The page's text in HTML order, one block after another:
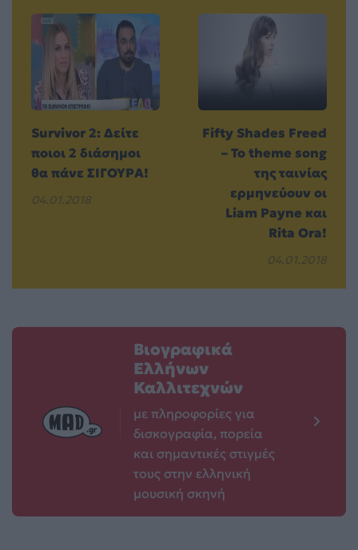
Survivor 2: Δείτε
ποιοι 2 διάσημοι
θα πάνε ΣΙΓΟΥΡΑ!
04.01.2018
Fifty Shades Freed
– Το theme song
της ταινίας
ερμηνεύουν οι
Liam Payne και
Rita Ora!
04.01.2018
Βιογραφικά
Ελλήνων
Καλλιτεχνών
με πληροφορίες για
δισκογραφία, πορεία
και σημαντικές στιγμές
τους στην ελληνική
μουσική σκηνή